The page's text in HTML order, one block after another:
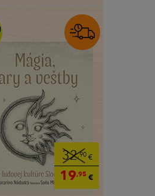
32,90€
19,95€